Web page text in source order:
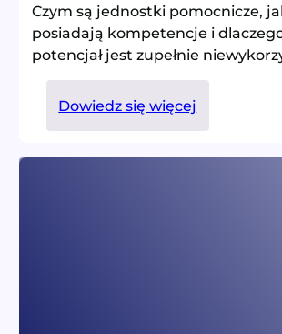
Czym są jednostki pomocnicze,
posiadają kompetencje i
potencjał jest zupełnie
Dowiedz się więcej
Samorząd